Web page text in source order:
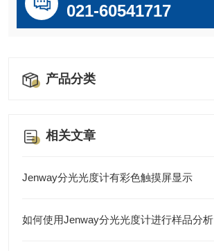
021-60541717
产品分类
相关文章
Jenway分光光度计有彩色触摸屏显示
如何使用Jenway分光光度计进行样品分析